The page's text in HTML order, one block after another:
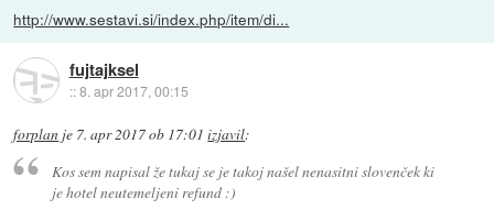
http://www.sestavi.si/index.php/item/di...
fujtajksel
::8. apr 2017, 00:15
forplan je 7. apr 2017 ob 17:01 izjavil:
Kos sem napisal že tukaj se je takoj našel nenasitni slovenček ki
je hotel neutemeljeni refund :)